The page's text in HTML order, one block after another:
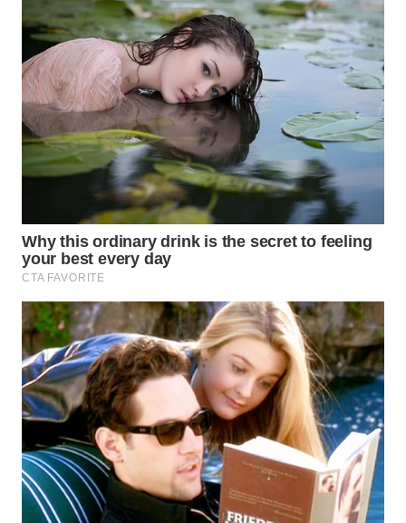
WN
KARAWANG
WN
BEKASI
WN
BOGOR
DEPOK
WN
TAPANULI
UTARA
WN
SAMOSIR
WN
PADANG
LAWAS